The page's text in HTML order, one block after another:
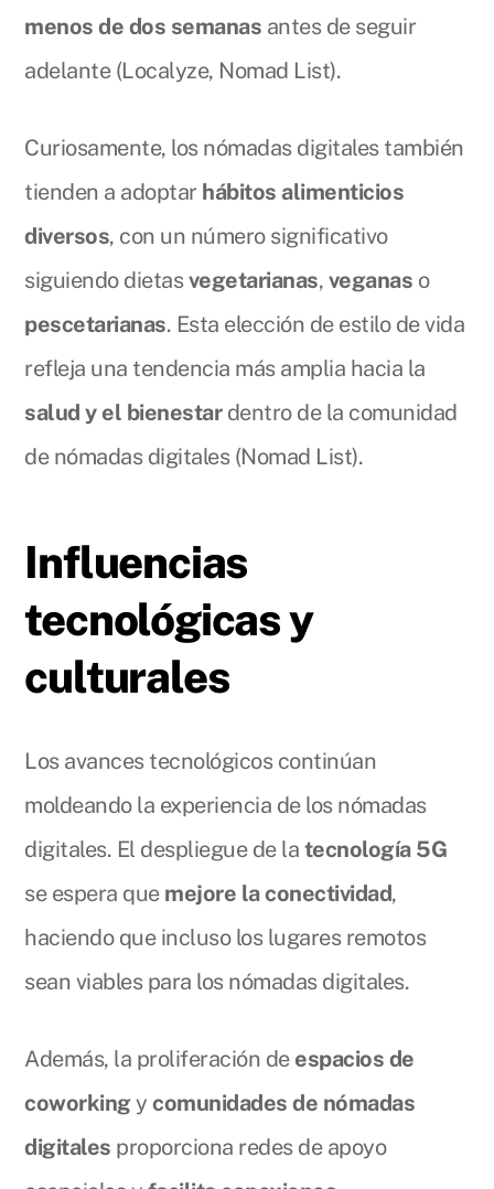
menos de dos semanas antes de seguir
adelante (Localyze, Nomad List).
Curiosamente, los nómadas digitales también
tienden a adoptar hábitos alimenticios
diversos, con un número significativo
siguiendo dietasvegetarianas, veganas o
pescetarianas. Esta elección de estilo de vida
refleja una tendencia más amplia hacia la
salud y el bienestardentro de la comunidad
de nómadas digitales (Nomad List).
Influencias
tecnológicas y
culturales
Los avances tecnológicos continúan
moldeando la experiencia de los nómadas
digitales. El despliegue de la tecnología 5G
se espera que mejore la conectividad,
haciendo que incluso los lugares remotos
sean viables para los nómadas digitales.
Además, la proliferación de espacios de
coworking ycomunidades de nómadas
digitales proporciona redes de apoyo